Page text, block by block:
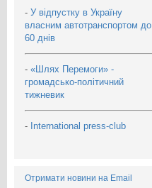
- У відпустку в Україну
власним автотранспортом до
60 днів
- «Шлях Перемоги» -
громадсько-політичний
тижневик
- International press-club
Отримати новини на Email